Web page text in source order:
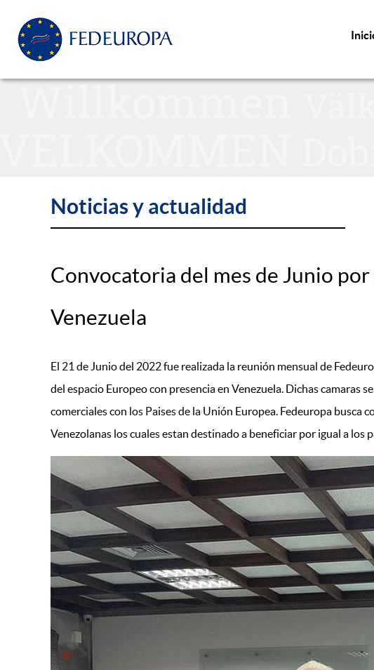
Noticias y actualidad
Convocatoria del mes de Junio
Venezuela
El 21 de Junio del 2022 fue realizada la reunión mensual de
del espacio Europeo con presencia en Venezuela. Dichas
comerciales con los Paises de la Unión Europea. Fedeuropa
Venezolanas los cuales estan destinado a beneficiar por igual a los